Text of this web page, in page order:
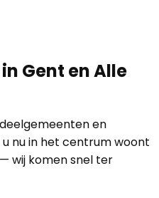
Gent en Alle
en
nu in het centrum woont
wij komen snel ter